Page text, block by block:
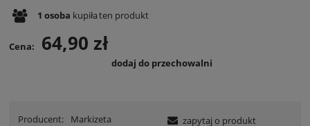
1 osoba kupiłaten produkt
Cena: 64,90 zł
dodaj do przechowalni
Producent:
Markizeta
zapytaj o produkt